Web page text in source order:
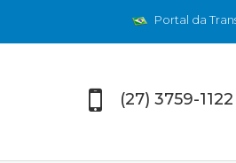
Portal da
(27) 3759-1122